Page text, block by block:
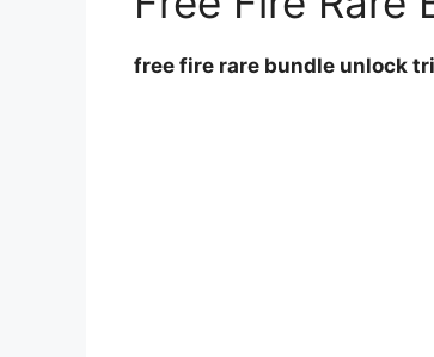
free fire rare bundle unlock